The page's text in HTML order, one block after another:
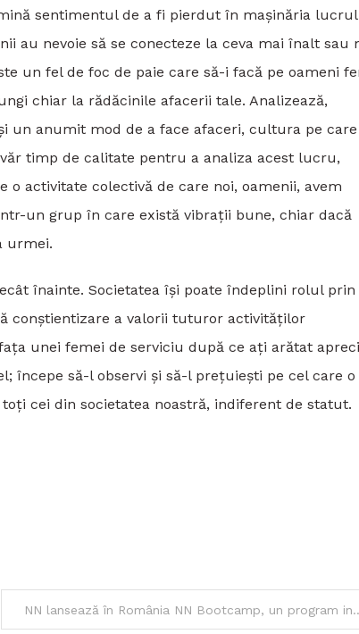
sentimentul de a fi pierdut în mașinăria
au nevoie să se conecteze la ceva mai înalt sau
un fel de foc de paie care să-i facă pe oameni
chiar la rădăcinile afacerii tale. Analizează,
un anumit mod de a face afaceri, cultura pe
timp de calitate pentru a analiza acest lucru,
activitate colectivă de care noi, oamenii, avem
un grup în care există vibrații bune, chiar dacă
urmei.
înainte. Societatea își poate îndeplini rolul prin
conștientizare a valorii tuturor activităților
unei femei de serviciu după ce ați arătat
începe să-l observi și să-l prețuiești pe cel care o
cei din societatea noastră, indiferent de statut.
NN lansează în România NN Bootcamp, un